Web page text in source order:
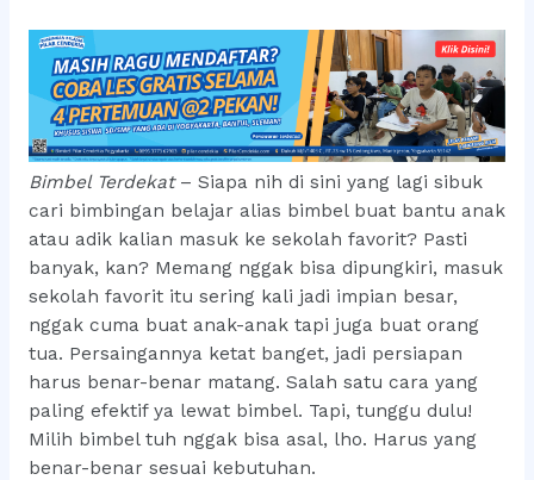
Bimbel Terdekat– Siapa nih di sini yang lagi sibuk
cari bimbingan belajar alias bimbel buat bantu anak
atau adik kalian masuk ke sekolah favorit? Pasti
banyak, kan? Memang nggak bisa dipungkiri, masuk
sekolah favorit itu sering kali jadi impian besar,
nggak cuma buat anak-anak tapi juga buat orang
tua. Persaingannya ketat banget, jadi persiapan
harus benar-benar matang. Salah satu cara yang
paling efektif ya lewat bimbel. Tapi, tunggu dulu!
Milih bimbel tuh nggak bisa asal, lho. Harus yang
benar-benar sesuai kebutuhan.